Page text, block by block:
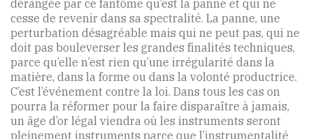
dérangée par ce fantôme qu’est la panne et qui ne
cesse de revenir dans sa spectralité. La panne, une
perturbation désagréable mais qui ne peut pas, qui ne
doit pas bouleverser les grandes finalités techniques,
parce qu’elle n’est rien qu’une irrégularité dans la
matière, dans la forme ou dans la volonté productrice.
C’est l’événement contre la loi. Dans tous les cas on
pourra la réformer pour la faire disparaître à jamais,
un âge d’or légal viendra où les instruments seront
pleinement instruments parce que l’instrumentalité